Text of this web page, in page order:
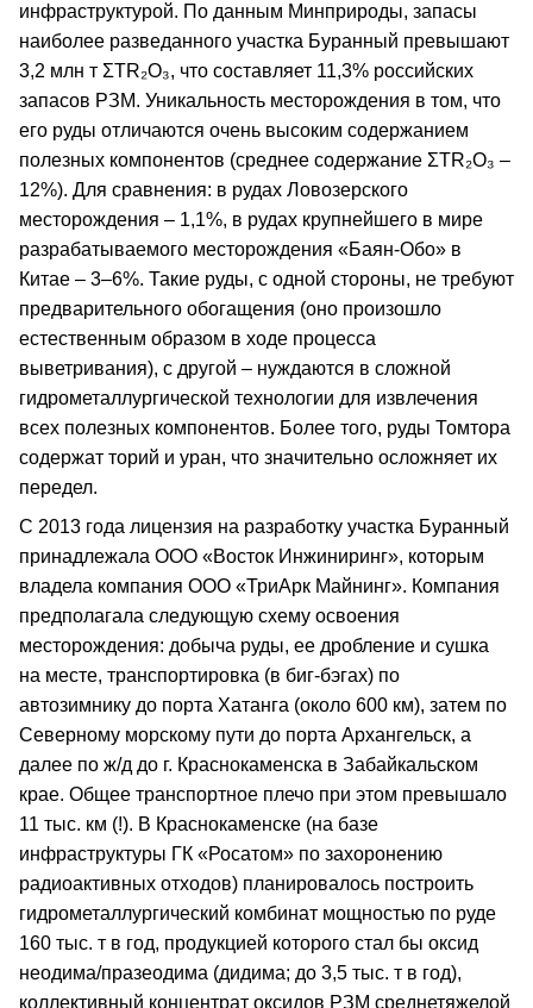
инфраструктурой. По данным Минприроды, запасы
наиболее разведанного участка Буранный превышают
3,2 млн т ΣTR₂O₃, что составляет 11,3% российских
запасов РЗМ. Уникальность месторождения в том, что
его руды отличаются очень высоким содержанием
полезных компонентов (среднее содержание ΣTR₂O₃ –
12%). Для сравнения: в рудах Ловозерского
месторождения – 1,1%, в рудах крупнейшего в мире
разрабатываемого месторождения «Баян-Обо» в
Китае – 3–6%. Такие руды, с одной стороны, не требуют
предварительного обогащения (оно произошло
естественным образом в ходе процесса
выветривания), с другой – нуждаются в сложной
гидрометаллургической технологии для извлечения
всех полезных компонентов. Более того, руды Томтора
содержат торий и уран, что значительно осложняет их
передел.
С 2013 года лицензия на разработку участка Буранный
принадлежала ООО «Восток Инжиниринг», которым
владела компания ООО «ТриАрк Майнинг». Компания
предполагала следующую схему освоения
месторождения: добыча руды, ее дробление и сушка
на месте, транспортировка (в биг-бэгах) по
автозимнику до порта Хатанга (около 600 км), затем по
Северному морскому пути до порта Архангельск, а
далее по ж/д до г. Краснокаменска в Забайкальском
крае. Общее транспортное плечо при этом превышало
11 тыс. км (!). В Краснокаменске (на базе
инфраструктуры ГК «Росатом» по захоронению
радиоактивных отходов) планировалось построить
гидрометаллургический комбинат мощностью по руде
160 тыс. т в год, продукцией которого стал бы оксид
неодима/празеодима (дидима; до 3,5 тыс. т в год),
коллективный концентрат оксидов РЗМ среднетяжелой